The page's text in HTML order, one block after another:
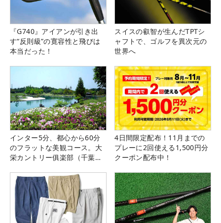
『G740』アイアンが引き出
す“反則級”の寛容性と飛びは
本当だった！
スイスの叡智が生んだTPTシ
ャフトで、ゴルフを異次元の
世界へ
インター5分、都心から60分
のフラットな美観コース。大
栄カントリー俱楽部（千葉
4日間限定配布！11月までの
プレーに2回使える1,500円分
クーポン配布中！